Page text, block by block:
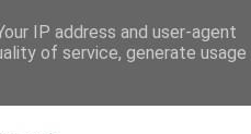
IP address and user-agent
of service, generate usage